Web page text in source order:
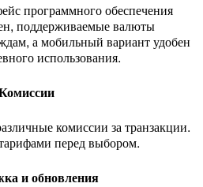
программного обеспечения
поддерживаемые валюты
а мобильный вариант удобен
использования.
комиссии за транзакции.
перед выбором.
и обновления